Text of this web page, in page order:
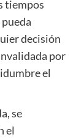
tiempos
decisión
por
el
se
el